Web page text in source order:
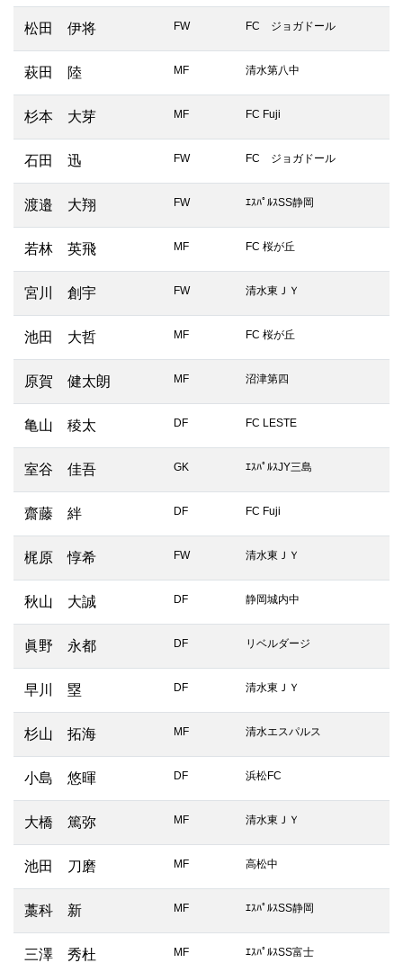
松田 伊将 FW FC ジョガドール
萩田 陸 MF 清水第八中
杉本 大芽 MF FC Fuji
石田 迅 FW FC ジョガドール
渡邉 大翔 FW ｴｽﾊﾟﾙｽSS静岡
若林 英飛 MF FC 桜が丘
宮川 創宇 FW 清水東ＪＹ
池田 大哲 MF FC 桜が丘
原賀 健太朗 MF 沼津第四
亀山 稜太 DF FC LESTE
室谷 佳吾 GK ｴｽﾊﾟﾙｽJY三島
齋藤 絆 DF FC Fuji
梶原 惇希 FW 清水東ＪＹ
秋山 大誠 DF 静岡城内中
眞野 永都 DF リベルダージ
早川 塁 DF 清水東ＪＹ
杉山 拓海 MF 清水エスパルス
小島 悠暉 DF 浜松FC
大橋 篤弥 MF 清水東ＪＹ
池田 刀磨 MF 高松中
藁科 新 MF ｴｽﾊﾟﾙｽSS静岡
三澤 秀杜 MF ｴｽﾊﾟﾙｽSS富士